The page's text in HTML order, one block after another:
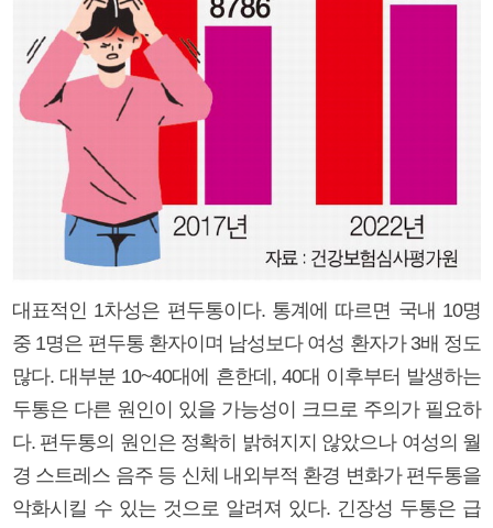
대표적인 1차성은 편두통이다. 통계에 따르면 국내 10명
중 1명은 편두통 환자이며 남성보다 여성 환자가 3배 정도
많다. 대부분 10~40대에 흔한데, 40대 이후부터 발생하는
두통은 다른 원인이 있을 가능성이 크므로 주의가 필요하
다. 편두통의 원인은 정확히 밝혀지지 않았으나 여성의 월
경 스트레스 음주 등 신체 내외부적 환경 변화가 편두통을
악화시킬 수 있는 것으로 알려져 있다. 긴장성 두통은 급